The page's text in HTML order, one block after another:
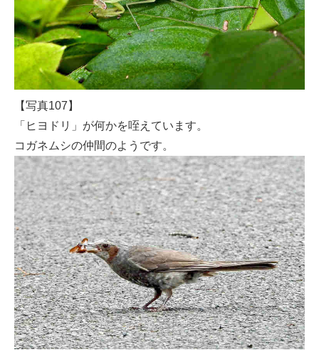
【写真107】
「ヒヨドリ」が何かを咥えています。
コガネムシの仲間のようです。